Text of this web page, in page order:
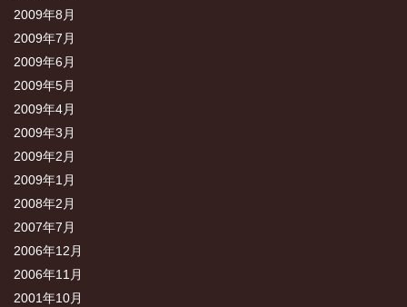
2009年8月
2009年7月
2009年6月
2009年5月
2009年4月
2009年3月
2009年2月
2009年1月
2008年2月
2007年7月
2006年12月
2006年11月
2001年10月